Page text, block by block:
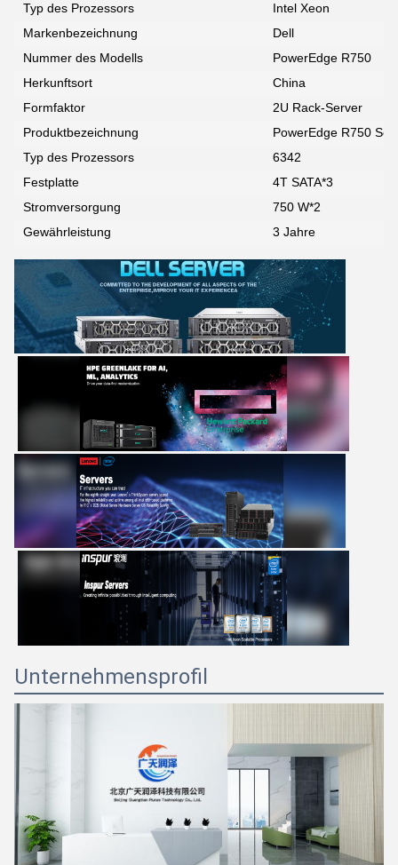
Typ des Prozessors
Intel Xeon
Markenbezeichnung
Dell
Nummer des Modells
PowerEdge R750
Herkunftsort
China
Formfaktor
2U Rack-Server
Produktbezeichnung
PowerEdge R750
Typ des Prozessors
6342
Festplatte
4T SATA*3
Stromversorgung
750 W*2
Gewährleistung
3 Jahre
Unternehmensprofil